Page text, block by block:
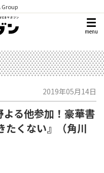
Group
menu
2019年05月14日
よる他参加！豪華書
たくない』（角川